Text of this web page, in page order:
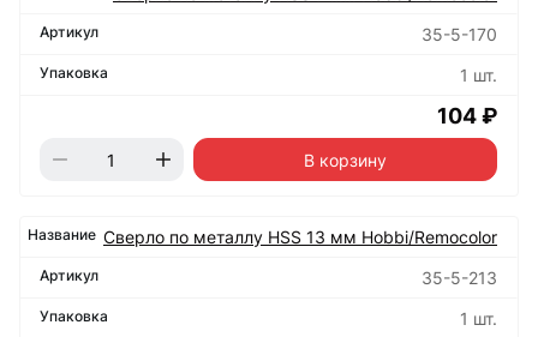
35-5-170
1 шт.
104 ₽
В корзину
Сверло по металлу HSS 13 мм Hobbi/Remocolor
35-5-213
1 шт.